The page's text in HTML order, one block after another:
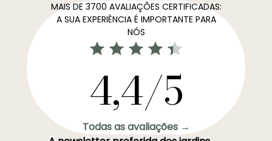
MAIS DE 3700 AVALIAÇÕES CERTIFICADAS:
A SUA EXPERIÊNCIA É IMPORTANTE PARA
NÓS
4,4/5
Todas as avaliações →